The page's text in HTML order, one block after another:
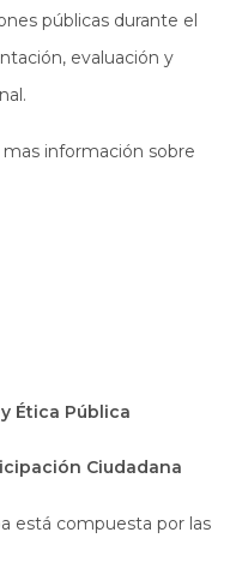
públicas durante el
evaluación y
información sobre
Ética Pública
Ciudadana
está compuesta por las